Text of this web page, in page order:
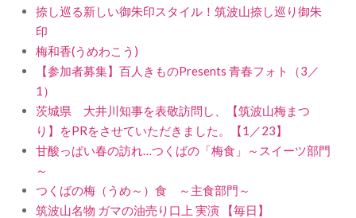
捺し巡る新しい御朱印スタイル！筑波山捺し巡り御朱
印
梅和香(うめわこう)
【参加者募集】百人きものPresents 青春フォト（3／
1）
茨城県 大井川知事を表敬訪問し、【筑波山梅まつ
り】をPRをさせていただきました。【1／23】
甘酸っぱい春の訪れ…つくばの「梅食」～スイーツ部門
～
つくばの梅（うめ～）食 ～主食部門～
筑波山名物 ガマの油売り口上 実演 【毎日】